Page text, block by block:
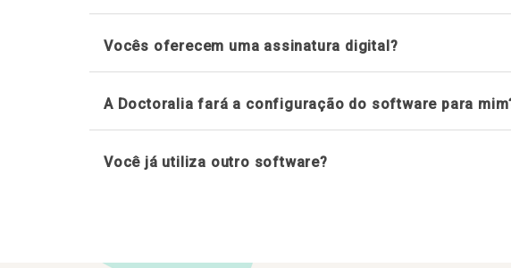
Vocês oferecem uma assinatura digital?
A Doctoralia fará a configuração do software para
Você já utiliza outro software?